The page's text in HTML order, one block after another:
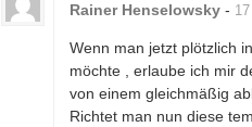
Rainer Henselowsky -
Wenn man jetzt plötzlich
möchte , erlaube ich mir
von einem gleichmäßig
Richtet man nun diese